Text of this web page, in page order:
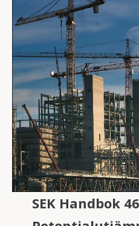
SEK Handbok